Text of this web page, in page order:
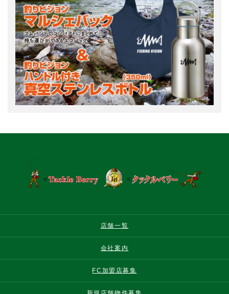
店舗一覧
会社案内
FC加盟店募集